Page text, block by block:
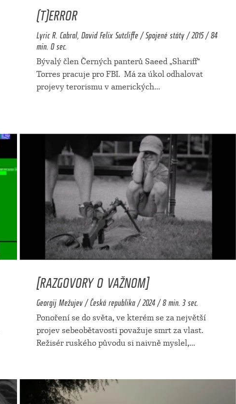
(T)ERROR
Lyric R. Cabral, David Felix Sutcliffe / Spojené státy / 2015 / 84
min. 0 sec.
Bývalý člen Černých panterů Saeed „Shariff“
Torres pracuje pro FBI. Má za úkol odhalovat
projevy terorismu v amerických...
[RAZGOVORY O VAŽNOM]
Georgij Mežujev / Česká republika / 2024 / 8 min. 3 sec.
Ponoření se do světa, ve kterém se za největší
projev sebeobětavosti považuje smrt za vlast.
Režisér ruského původu si naivně myslel,...